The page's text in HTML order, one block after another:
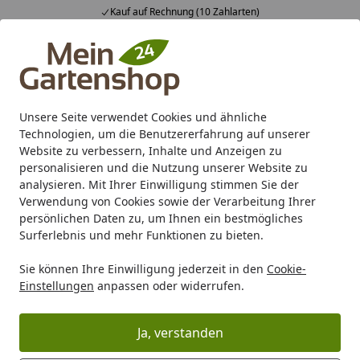
Unsere Seite verwendet Cookies und ähnliche
Technologien, um die Benutzererfahrung auf unserer
Website zu verbessern, Inhalte und Anzeigen zu
personalisieren und die Nutzung unserer Website zu
analysieren. Mit Ihrer Einwilligung stimmen Sie der
Verwendung von Cookies sowie der Verarbeitung Ihrer
persönlichen Daten zu, um Ihnen ein bestmögliches
Surferlebnis und mehr Funktionen zu bieten.
Sie können Ihre Einwilligung jederzeit in den Cookie-
Einstellungen anpassen oder widerrufen.
Ja, verstanden
Kauf auf Rechnung (10 Zahlarten)
Alle Produkte
Mein Konto
Suchen
Karibu Pools inkl. gratis Sandfilteranlage & Pool-
Starterset (Gesamtwert bis 468,99€)
Startseite
Grill Grill Marken Big Green Egg Big Green Egg
Deckelthermometer 2XL | XLARGE |
LARGE